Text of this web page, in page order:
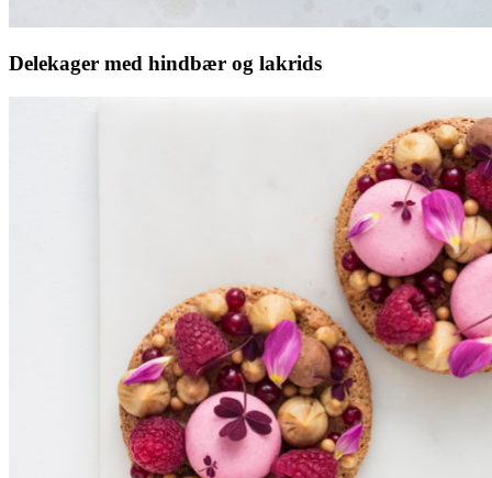
Delekager med hindbær og lakrids